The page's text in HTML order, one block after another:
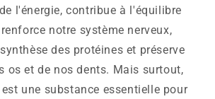
l'énergie, contribue à l'équilibre
notre système nerveux,
des protéines et préserve
os et de nos dents. Mais surtout,
une substance essentielle pour